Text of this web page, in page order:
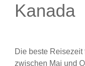
Kanada
Die beste
zwischen Mai und